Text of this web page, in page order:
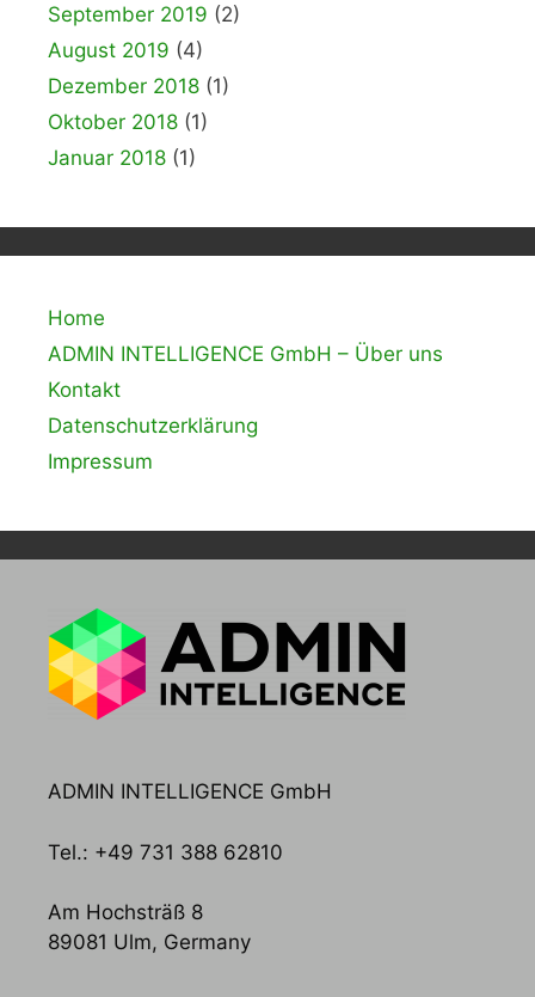
September 2019 (2)
August 2019 (4)
Dezember 2018 (1)
Oktober 2018 (1)
Januar 2018 (1)
Home
ADMIN INTELLIGENCE GmbH – Über uns
Kontakt
Datenschutzerklärung
Impressum
ADMIN INTELLIGENCE GmbH
Tel.: +49 731 388 62810
Am Hochsträß 8
89081 Ulm, Germany